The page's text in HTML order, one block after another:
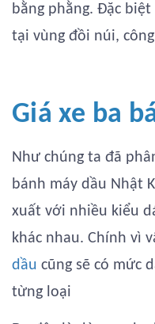
bằng phằng. Đặc
tại vùng đồi núi,
Giá xe ba
Như chúng ta đã
bánh máy dầu Nhật
xuất với nhiều kiểu
khác nhau. Chính vì
dầu cũng sẽ có mức
từng loại